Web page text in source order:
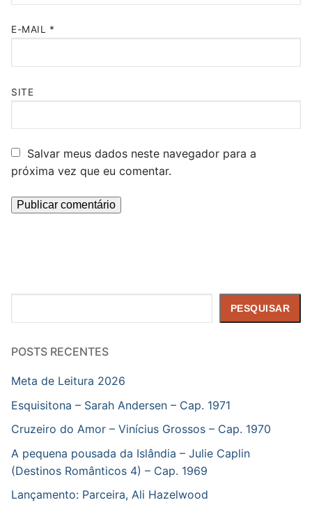
E-MAIL *
SITE
Salvar meus dados neste navegador para a
próxima vez que eu comentar.
PESQUISAR
POSTS RECENTES
Meta de Leitura 2026
Esquisitona – Sarah Andersen – Cap. 1971
Cruzeiro do Amor – Vinícius Grossos – Cap. 1970
A pequena pousada da Islândia – Julie Caplin
(Destinos Românticos 4) – Cap. 1969
Lançamento: Parceira, Ali Hazelwood